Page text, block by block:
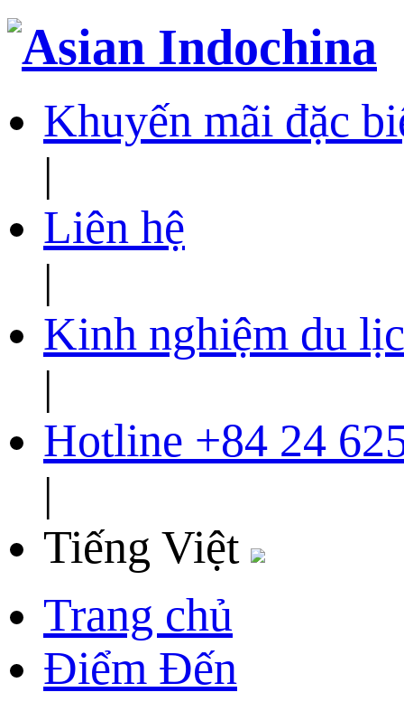
Khuyến mãi đặc
|
Liên hệ
|
Kinh nghiệm du
|
Hotline +84 24
|
Tiếng Việt
Trang chủ
Điểm Đến